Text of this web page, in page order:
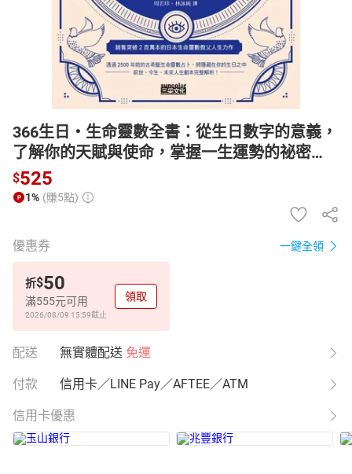
366生日・生命靈數全書：從生日數字的意義，
了解你的天賦與使命，掌握一生運勢的祕密
【電子書】
$525
1% (賺5點)
優惠券 一鍵全領
折$50
滿555元可用
2026/08/09 15:59截止
領取
配送 無實體配送 免運
付款 信用卡／LINE Pay／AFTEE／ATM
信用卡優惠